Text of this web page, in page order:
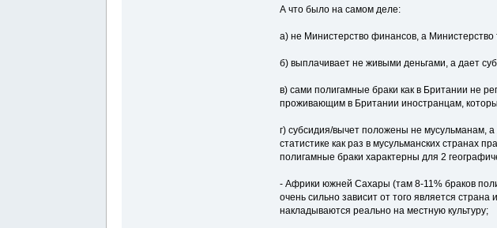
А что было на самом деле:
а) не Министерство финансов, а Министерство
б) выплачивает не живыми деньгами, а дает
в) сами полигамные браки как в Британии не
проживающим в Британии иностранцам,
г) субсидия/вычет положены не мусульманам,
статистике как раз в мусульманских странах
полигамные браки характерны для 2
- Африки южней Сахары (там 8-11% браков
очень сильно зависит от того является
накладываются реально на местную культуру;